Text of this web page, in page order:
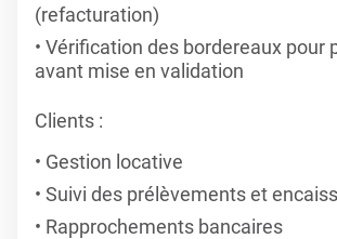
(refacturation)
Vérification des bordereaux pour
avant mise en validation
Clients :
Gestion locative
Suivi des prélèvements et
Rapprochements bancaires